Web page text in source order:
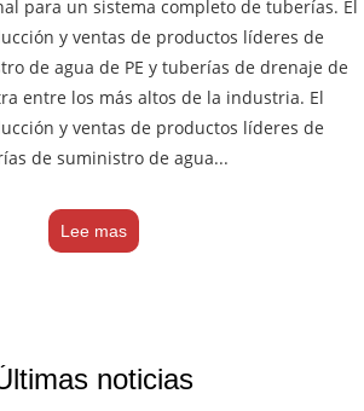
para un sistema completo de tuberías. El
y ventas de productos líderes de
de agua de PE y tuberías de drenaje de
entre los más altos de la industria. El
y ventas de productos líderes de
de suministro de agua...
Lee mas
noticias